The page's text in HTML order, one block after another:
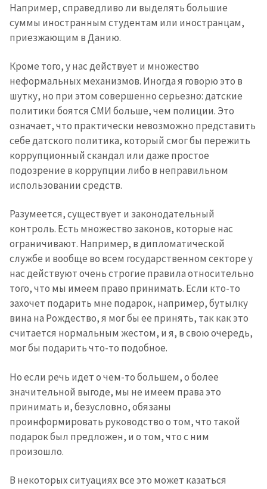
Отправить
информацию
О ZDG
în Română in English
Например, справедливо ли выделять большие
суммы иностранным студентам или иностранцам,
приезжающим в Данию.
Кроме того, у нас действует и множество
неформальных механизмов. Иногда я говорю это в
шутку, но при этом совершенно серьезно: датские
политики боятся СМИ больше, чем полиции. Это
означает, что практически невозможно представить
себе датского политика, который смог бы пережить
коррупционный скандал или даже простое
подозрение в коррупции либо в неправильном
использовании средств.
Разумеется, существует и законодательный
контроль. Есть множество законов, которые нас
ограничивают. Например, в дипломатической
службе и вообще во всем государственном секторе у
нас действуют очень строгие правила относительно
того, что мы имеем право принимать. Если кто-то
захочет подарить мне подарок, например, бутылку
вина на Рождество, я мог бы ее принять, так как это
считается нормальным жестом, и я, в свою очередь,
мог бы подарить что-то подобное.
Но если речь идет о чем-то большем, о более
значительной выгоде, мы не имеем права это
принимать и, безусловно, обязаны
проинформировать руководство о том, что такой
подарок был предложен, и о том, что с ним
произошло.
В некоторых ситуациях все это может казаться